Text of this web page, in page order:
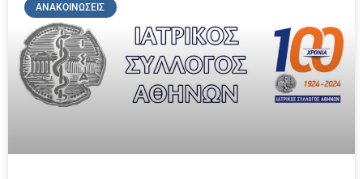
ΑΝΑΚΟΙΝΏΣΕΙΣ